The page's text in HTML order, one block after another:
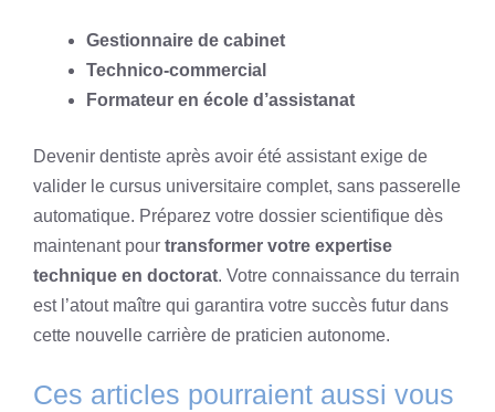
Gestionnaire de cabinet
Technico-commercial
Formateur en école d’assistanat
Devenir dentiste après avoir été assistant exige de
valider le cursus universitaire complet, sans passerelle
automatique. Préparez votre dossier scientifique dès
maintenant pour transformer votre expertise
technique en doctorat. Votre connaissance du terrain
est l’atout maître qui garantira votre succès futur dans
cette nouvelle carrière de praticien autonome.
Ces articles pourraient aussi vous